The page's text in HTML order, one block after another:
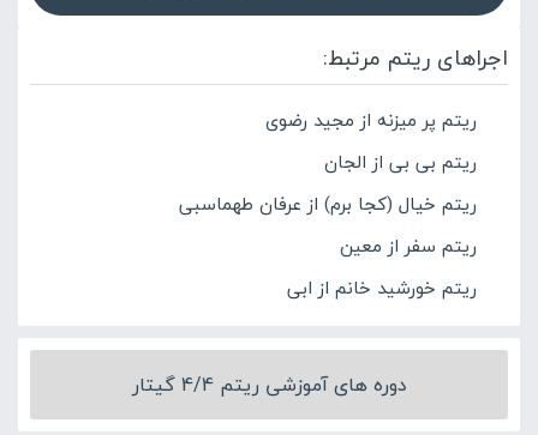
اجراهای ریتم مرتبط:
ریتم پر میزنه از مجید رضوی
ریتم بی بی از الجان
ریتم خیال (کجا برم) از عرفان طهماسبی
ریتم سفر از معین
ریتم خورشید خانم از ابی
دوره های آموزشی ریتم 4/4 گیتار